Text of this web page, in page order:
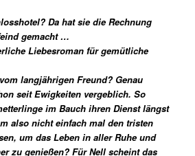
Da hat sie die Rechnung
gemacht …
Liebesroman für gemütliche
langjährigen Freund? Genau
seit Ewigkeiten vergeblich. So
im Bauch ihren Dienst längst
also nicht einfach mal den tristen
um das Leben in aller Ruhe und
zu genießen? Für Nell scheint das